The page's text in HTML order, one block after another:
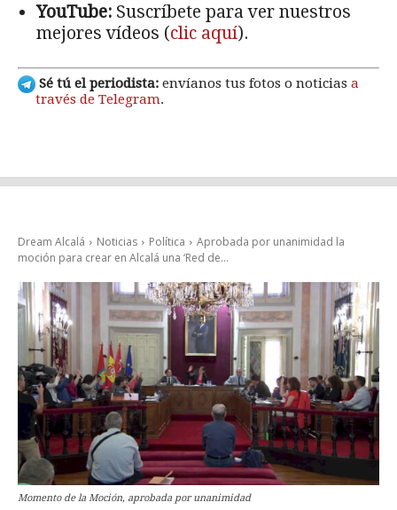
YouTube: Suscríbete para ver nuestros
mejores vídeos (clic aquí).
Sé tú el periodista: envíanos tus fotos o noticias a
través de Telegram.